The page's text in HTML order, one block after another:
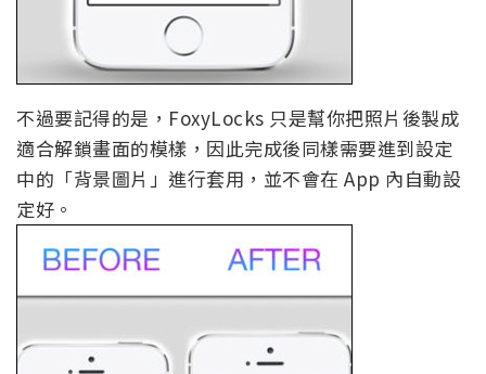
不過要記得的是，FoxyLocks 只是幫你把照片後製成
適合解鎖畫面的模樣，因此完成後同樣需要進到設定
中的「背景圖片」進行套用，並不會在 App 內自動設
定好。